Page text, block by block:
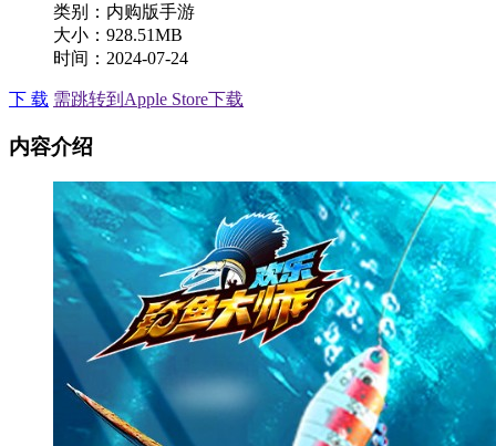
类别：内购版手游
大小：928.51MB
时间：2024-07-24
下 载 需跳转到Apple Store下载
内容介绍